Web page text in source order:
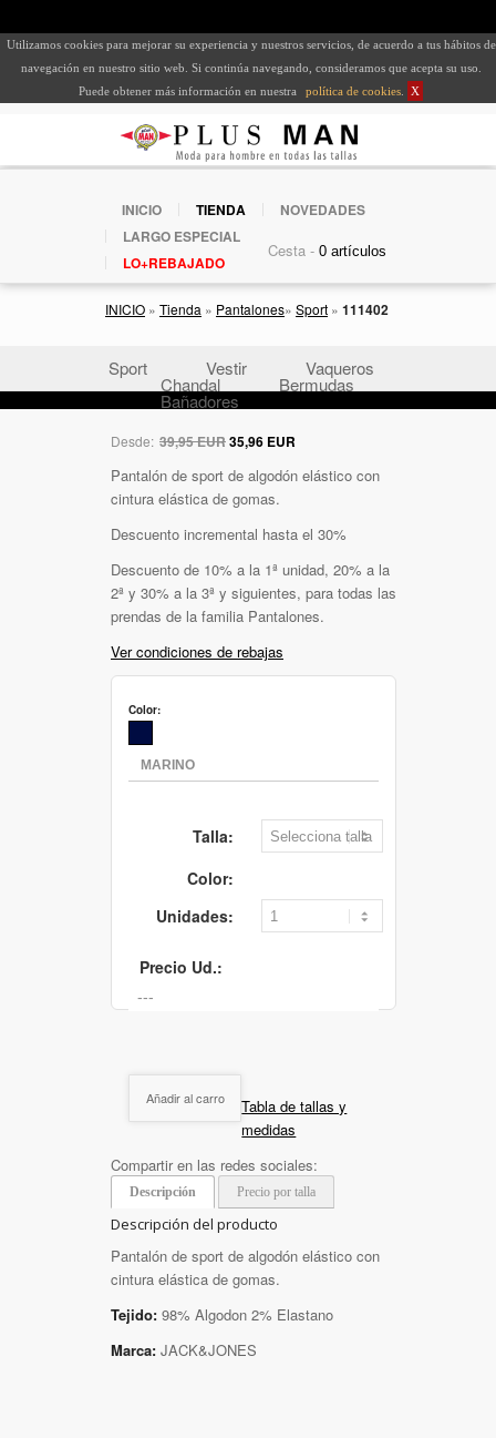
Utilizamos cookies para mejorar su experiencia y nuestros servicios, de acuerdo a tus hábitos de
navegación en nuestro sitio web. Si continúa navegando, consideramos que acepta su uso.
Puede obtener más información en nuestra
política de cookies X
INICIO TIENDA
NOVEDADES
LARGO ESPECIAL
LO+REBAJADO
Cesta -
INICIO » Tienda » Pantalones» Sport » 111402
Sport Vestir Vaqueros
Chandal Bermudas
Bañadores
Desde: 39,95 EUR35,96 EUR
Pantalón de sport de algodón elástico con
cintura elástica de gomas.
Descuento incremental hasta el 30%
Descuento de 10% a la 1ª unidad, 20% a la
2ª y 30% a la 3ª y siguientes, para todas las
prendas de la familia Pantalones.
Ver condiciones de rebajas
Color:
Talla:
Color:
Unidades:
Precio Ud.:
Añadir al carro
Tabla de tallas y
medidas
Compartir en las redes sociales:
Descripción Precio por talla
Descripción del producto
Pantalón de sport de algodón elástico con
cintura elástica de gomas.
Tejido: 98% Algodon 2% Elastano
Marca: JACK&JONES